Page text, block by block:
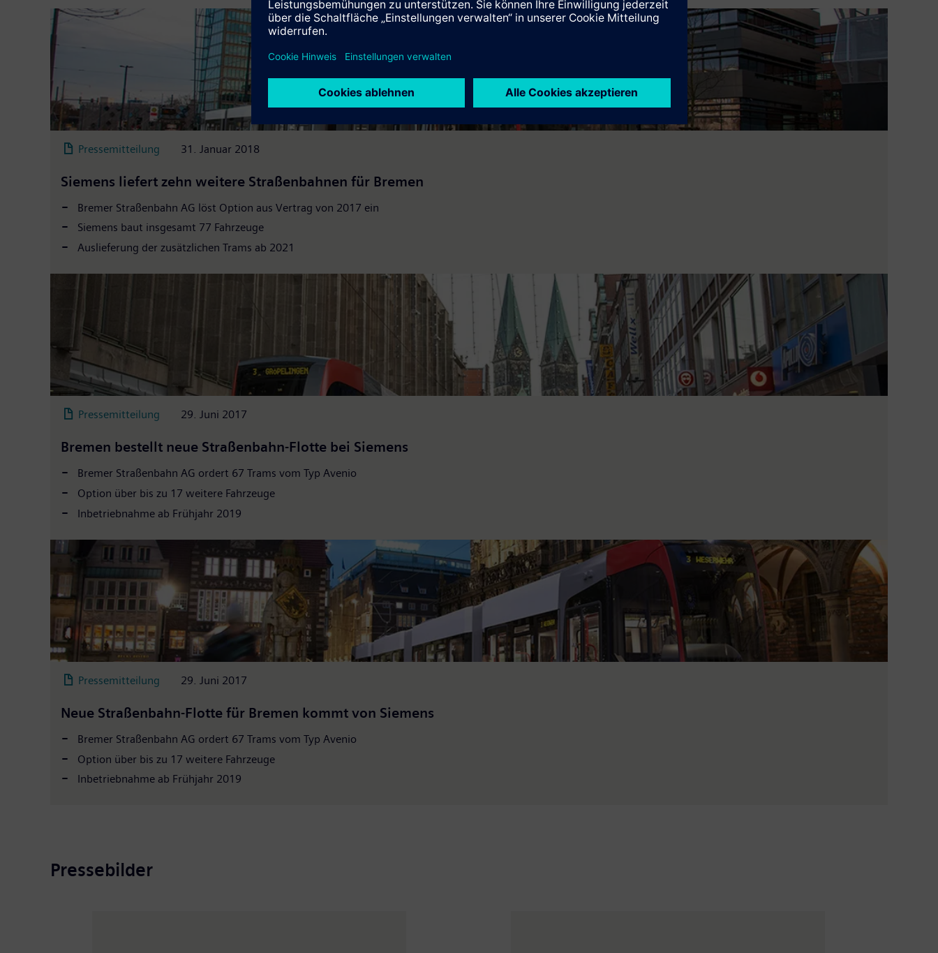
Pressemitteilung 31. Januar 2018
Siemens liefert zehn weitere Straßenbahnen für Bremen
Bremer Straßenbahn AG löst Option aus Vertrag von 2017 ein
Siemens baut insgesamt 77 Fahrzeuge
Auslieferung der zusätzlichen Trams ab 2021
Pressemitteilung 29. Juni 2017
Bremen bestellt neue Straßenbahn-Flotte bei Siemens
Bremer Straßenbahn AG ordert 67 Trams vom Typ Avenio
Option über bis zu 17 weitere Fahrzeuge
Inbetriebnahme ab Frühjahr 2019
Pressemitteilung 29. Juni 2017
Neue Straßenbahn-Flotte für Bremen kommt von Siemens
Bremer Straßenbahn AG ordert 67 Trams vom Typ Avenio
Option über bis zu 17 weitere Fahrzeuge
Inbetriebnahme ab Frühjahr 2019
Pressebilder